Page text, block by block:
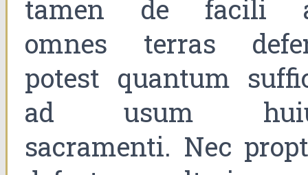
tamen de facili
omnes terras
potest quantum
ad usum
sacramenti. Nec